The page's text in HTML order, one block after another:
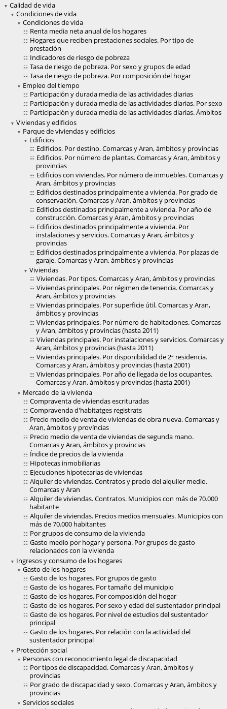
Calidad de vida
Condiciones de vida
Condiciones de vida
Renta media neta anual de los hogares
Hogares que reciben prestaciones sociales. Por tipo de
prestación
Indicadores de riesgo de pobreza
Tasa de riesgo de pobreza. Por sexo y grupos de edad
Tasa de riesgo de pobreza. Por composición del hogar
Empleo del tiempo
Participación y durada media de las actividades diarias
Participación y durada media de las actividades diarias. Por sexo
Participación y durada media de las actividades diarias. Ámbitos
Viviendas y edificios
Parque de viviendas y edificios
Edificios
Edificios. Por destino. Comarcas y Aran, ámbitos y provincias
Edificios. Por número de plantas. Comarcas y Aran, ámbitos y
provincias
Edificios con viviendas. Por número de inmuebles. Comarcas y
Aran, ámbitos y provincias
Edificios destinados principalmente a vivienda. Por grado de
conservación. Comarcas y Aran, ámbitos y provincias
Edificios destinados principalmente a vivienda. Por año de
construcción. Comarcas y Aran, ámbitos y provincias
Edificios destinados principalmente a vivienda. Por
instalaciones y servicios. Comarcas y Aran, ámbitos y
provincias
Edificios destinados principalmente a vivienda. Por plazas de
garaje. Comarcas y Aran, ámbitos y provincias
Viviendas
Viviendas. Por tipos. Comarcas y Aran, ámbitos y provincias
Viviendas principales. Por régimen de tenencia. Comarcas y
Aran, ámbitos y provincias
Viviendas principales. Por superficie útil. Comarcas y Aran,
ámbitos y provincias
Viviendas principales. Por número de habitaciones. Comarcas
y Aran, ámbitos y provincias (hasta 2011)
Viviendas principales. Por instalaciones y servicios. Comarcas y
Aran, ámbitos y provincias (hasta 2011)
Viviendas principales. Por disponibilidad de 2ª residencia.
Comarcas y Aran, ámbitos y provincias (hasta 2001)
Viviendas principales. Por año de llegada de los ocupantes.
Comarcas y Aran, ámbitos y provincias (hasta 2001)
Mercado de la vivienda
Compraventa de viviendas escrituradas
Compravenda d'habitatges registrats
Precio medio de venta de viviendas de obra nueva. Comarcas y
Aran, ámbitos y províncias
Precio medio de venta de viviendas de segunda mano.
Comarcas y Aran, ámbitos y provincias
Índice de precios de la vivienda
Hipotecas inmobiliarias
Ejecuciones hipotecarias de viviendas
Alquiler de viviendas. Contratos y precio del alquiler medio.
Comarcas y Aran
Alquiler de viviendas. Contratos. Municipios con más de 70.000
habitante
Alquiler de viviendas. Precios medios mensuales. Municipios con
más de 70.000 habitantes
Por grupos de consumo de la vivienda
Gasto medio por hogar y persona. Por grupos de gasto
relacionados con la vivienda
Ingresos y consumo de los hogares
Gasto de los hogares
Gasto de los hogares. Por grupos de gasto
Gasto de los hogares. Por tamaño del municipio
Gasto de los hogares. Por composición del hogar
Gasto de los hogares. Por sexo y edad del sustentador principal
Gasto de los hogares. Por nivel de estudios del sustentador
principal
Gasto de los hogares. Por relación con la actividad del
sustentador principal
Protección social
Personas con reconocimiento legal de discapacidad
Por tipos de discapacidad. Comarcas y Aran, ámbitos y
provincias
Por grado de discapacidad y sexo. Comarcas y Aran, ámbitos y
provincias
Servicios sociales